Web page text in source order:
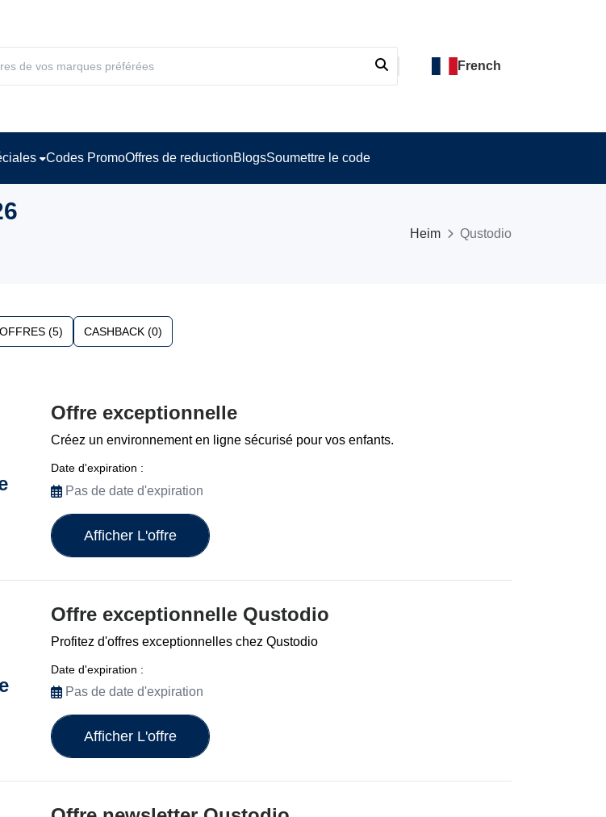
French
Codes PromoOffres de reductionBlogsSoumettre le code
Heim Qustodio
OFFRES (5) CASHBACK (0)
Offre exceptionnelle
Créez un environnement en ligne sécurisé pour vos enfants.
Date d'expiration :
Pas de date d'expiration
Afficher L'offre
Offre exceptionnelle Qustodio
Profitez d'offres exceptionnelles chez Qustodio
Date d'expiration :
Pas de date d'expiration
Afficher L'offre